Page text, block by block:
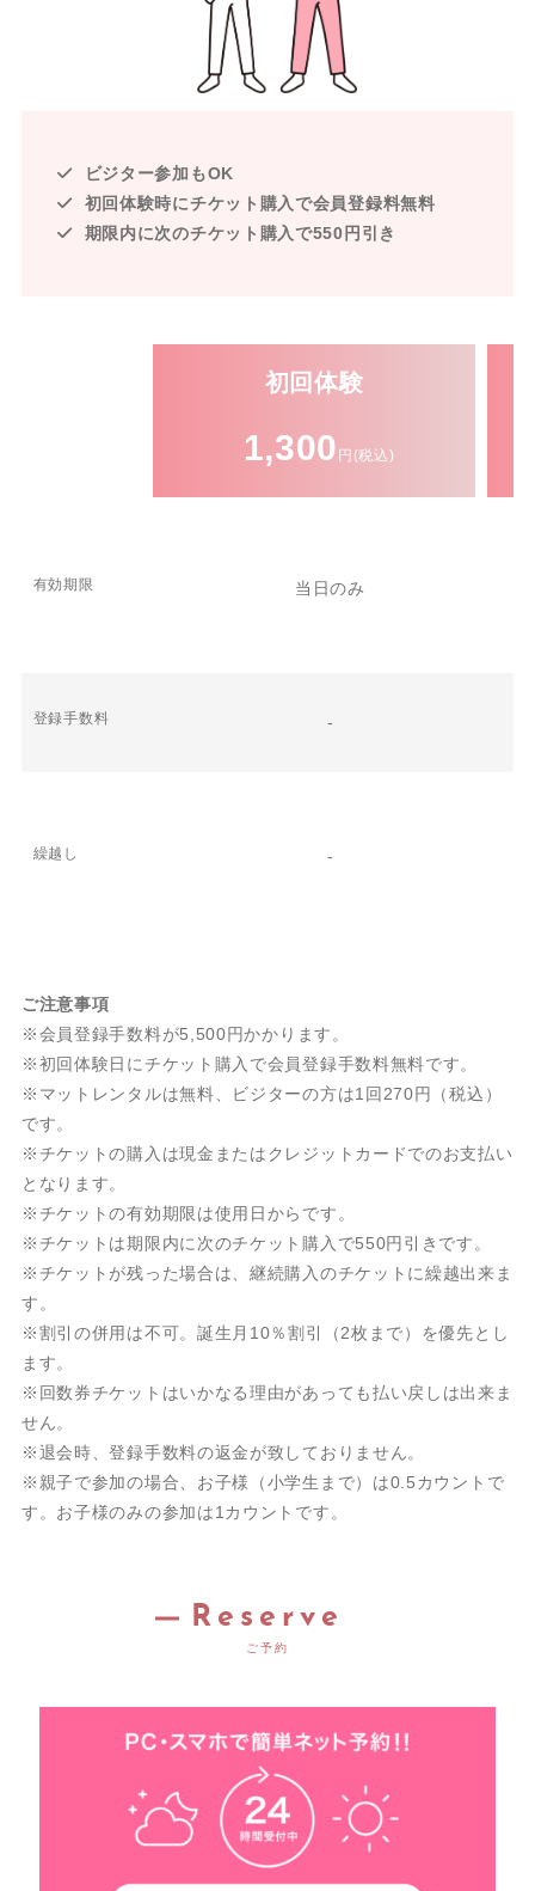
ビジター参加もOK
初回体験時にチケット購入で会員登録料無料
期限内に次のチケット購入で550円引き
初回体験
1,300 円(税込)
有効期限 当日のみ
登録手数料 -
繰越し -
ご注意事項
※会員登録手数料が5,500円かかります。
※初回体験日にチケット購入で会員登録手数料無料です。
※マットレンタルは無料、ビジターの方は1回270円（税込）
です。
※チケットの購入は現金またはクレジットカードでのお支払い
となります。
※チケットの有効期限は使用日からです。
※チケットは期限内に次のチケット購入で550円引きです。
※チケットが残った場合は、継続購入のチケットに繰越出来ま
す。
※割引の併用は不可。誕生月10％割引（2枚まで）を優先とし
ます。
※回数券チケットはいかなる理由があっても払い戻しは出来ま
せん。
※退会時、登録手数料の返金が致しておりません。
※親子で参加の場合、お子様（小学生まで）は0.5カウントで
す。お子様のみの参加は1カウントです。
Reserve
ご予約